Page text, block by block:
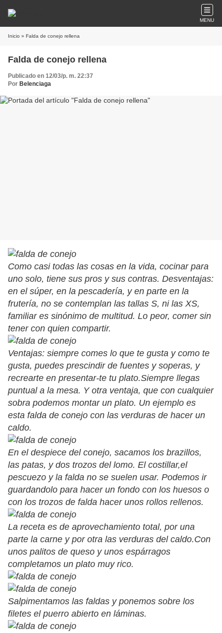
MENU
Inicio » Falda de conejo rellena
Falda de conejo rellena
Publicado en 12/03/p. m. 22:37
Por Belenciaga
Como casi todas las cosas en la vida, cocinar para
uno solo, tiene sus pros y sus contras. Desventajas:
en el súper, en la pescadería, y en parte en la
frutería, no se contemplan las tallas S, ni las XS,
familiar es sinónimo de multitud. Lo peor, comer sin
tener con quien compartir.
Ventajas: siempre comes lo que te gusta y como te
gusta, puedes prescindir de fuentes y soperas, y
recrearte en presentar-te tu plato.Siempre llegas
puntual a la mesa. Y otra ventaja, que con cualquier
sobra podemos montar un plato. Un ejemplo es
esta falda de conejo con las verduras de hacer un
caldo.
En el despiece del conejo, sacamos los brazillos,
las patas, y dos trozos del lomo. El costillar,el
pescuezo y la falda no se suelen usar. Podemos ir
guardandolo para hacer un fondo con los huesos o
con los trozos de falda hacer unos rollos rellenos.
La receta es de aprovechamiento total, por una
parte la carne y por otra las verduras del caldo.Con
unos palitos de queso y unos espárragos
completamos un plato muy rico.
Salpimentamos las faldas y ponemos sobre los
filetes el puerro abierto en láminas.